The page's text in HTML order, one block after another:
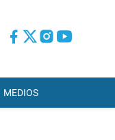
MEDIOS